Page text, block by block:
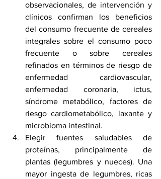
observacionales, de intervención y
clínicos confirman los beneficios
del consumo frecuente de cereales
integrales sobre el consumo poco
frecuente o sobre cereales
refinados en términos de riesgo de
enfermedad coronaria, ictus
síndrome metabólico, factores de
riesgo cardiometabólico, laxante y
microbioma intestinal.
Elegir fuentes saludables de
proteínas, principalmente de
plantas (legumbres y nueces). Una
mayor ingesta de legumbres, ricas